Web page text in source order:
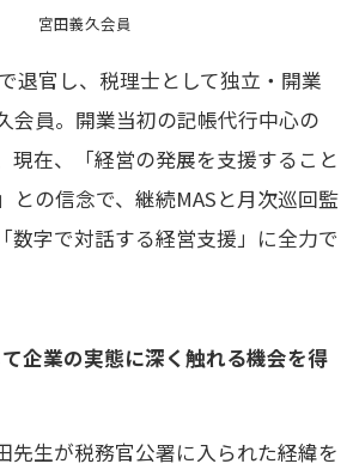
宮田義久会員
退官し、税理士として独立・開業
会員。開業当初の記帳代行中心の
現在、「経営の発展を支援すること
との信念で、継続MASと月次巡回監
数字で対話する経営支援」に全力で
企業の実態に深く触れる機会を得
生が税務官公署に入られた経緯を